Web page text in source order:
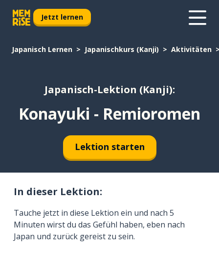
Jetzt lernen
Japanisch Lernen Japanischkurs (Kanji) Aktivitäten
Japanisch-Lektion (Kanji):
Konayuki - Remioromen
Lektion starten
In dieser Lektion:
Tauche jetzt in diese Lektion ein und nach 5
Minuten wirst du das Gefühl haben, eben nach
Japan und zurück gereist zu sein.